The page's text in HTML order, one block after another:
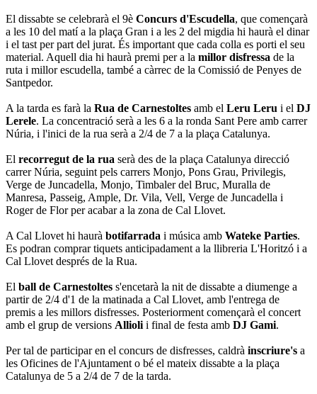
El dissabte se celebrarà el 9è Concurs d'Escudella, que començarà
a les 10 del matí a la plaça Gran i a les 2 del migdia hi haurà el dinar
i el tast per part del jurat. És important que cada colla es porti el seu
material. Aquell dia hi haurà premi per a la millor disfressa de la
ruta i millor escudella, també a càrrec de la Comissió de Penyes de
Santpedor.
A la tarda es farà la Rua de Carnestoltes amb el Leru Leru i el DJ
Lerele. La concentració serà a les 6 a la ronda Sant Pere amb carrer
Núria, i l'inici de la rua serà a 2/4 de 7 a la plaça Catalunya.
El recorregut de la rua serà des de la plaça Catalunya direcció
carrer Núria, seguint pels carrers Monjo, Pons Grau, Privilegis,
Verge de Juncadella, Monjo, Timbaler del Bruc, Muralla de
Manresa, Passeig, Ample, Dr. Vila, Vell, Verge de Juncadella i
Roger de Flor per acabar a la zona de Cal Llovet.
A Cal Llovet hi haurà botifarrada i música amb Wateke Parties.
Es podran comprar tiquets anticipadament a la llibreria L'Horitzó i a
Cal Llovet després de la Rua.
El ball de Carnestoltes s'encetarà la nit de dissabte a diumenge a
partir de 2/4 d'1 de la matinada a Cal Llovet, amb l'entrega de
premis a les millors disfresses. Posteriorment començarà el concert
amb el grup de versions Allioli i final de festa amb DJ Gami.
Per tal de participar en el concurs de disfresses, caldrà inscriure's a
les Oficines de l'Ajuntament o bé el mateix dissabte a la plaça
Catalunya de 5 a 2/4 de 7 de la tarda.